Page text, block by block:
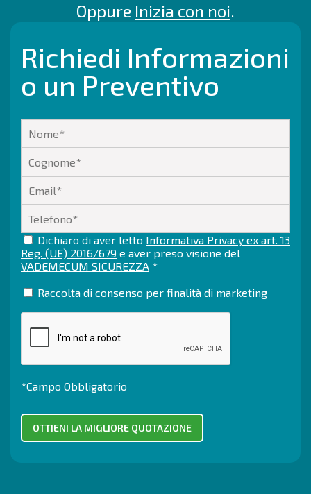
Oppure Inizia con noi.
Richiedi Informazioni
o un Preventivo
Dichiaro di aver letto Informativa Privacy ex art. 13
Reg. (UE) 2016/679 e aver preso visione del
VADEMECUM SICUREZZA *
Raccolta di consenso per finalità di marketing
*Campo Obbligatorio